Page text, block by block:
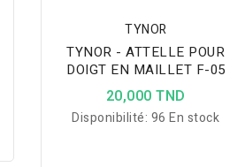
TYNOR
TYNOR - ATTELLE POUR
DOIGT EN MAILLET F-05
20,000 TND
Disponibilité: 96 En stock